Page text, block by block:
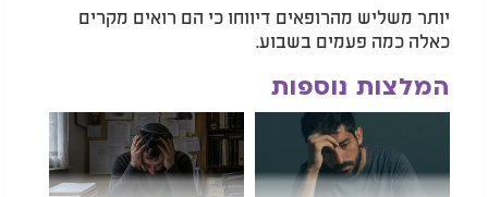
יותר משליש מהרופאים דיווחו כי הם רואים מקרים
כאלה כמה פעמים בשבוע.
המלצות נוספות